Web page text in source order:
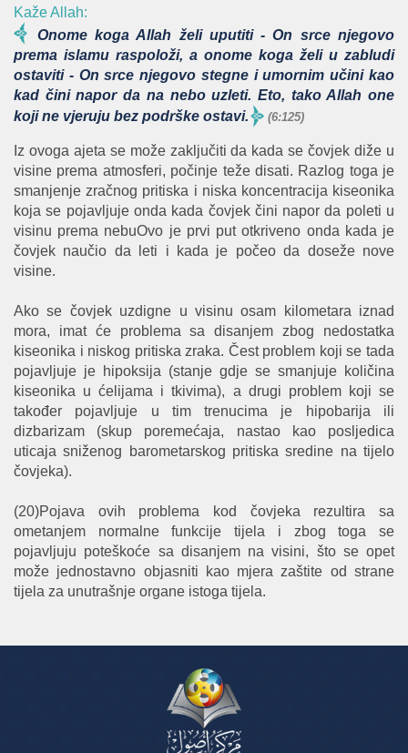
Kaže Allah:
Onome koga Allah želi uputiti - On srce njegovo
prema islamu raspoloži, a onome koga želi u zabludi
ostaviti - On srce njegovo stegne i umornim učini kao
kad čini napor da na nebo uzleti. Eto, tako Allah one
koji ne vjeruju bez podrške ostavi.
(6:125)
Iz ovoga ajeta se može zaključiti da kada se čovjek diže u
visine prema atmosferi, počinje teže disati. Razlog toga je
smanjenje zračnog pritiska i niska koncentracija kiseonika
koja se pojavljuje onda kada čovjek čini napor da poleti u
visinu prema nebuOvo je prvi put otkriveno onda kada je
čovjek naučio da leti i kada je počeo da doseže nove
visine.
Ako se čovjek uzdigne u visinu osam kilometara iznad
mora, imat će problema sa disanjem zbog nedostatka
kiseonika i niskog pritiska zraka. Čest problem koji se tada
pojavljuje je hipoksija (stanje gdje se smanjuje količina
kiseonika u ćelijama i tkivima), a drugi problem koji se
također pojavljuje u tim trenucima je hipobarija ili
dizbarizam (skup poremećaja, nastao kao posljedica
uticaja sniženog barometarskog pritiska sredine na tijelo
čovjeka).
(20)Pojava ovih problema kod čovjeka rezultira sa
ometanjem normalne funkcije tijela i zbog toga se
pojavljuju poteškoće sa disanjem na visini, što se opet
može jednostavno objasniti kao mjera zaštite od strane
tijela za unutrašnje organe istoga tijela.